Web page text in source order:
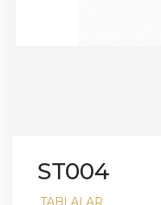
ST004
TABLALAR